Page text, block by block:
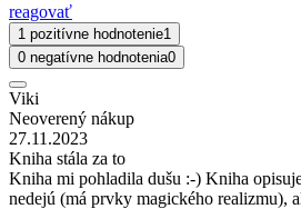
reagovať
1 pozitívne hodnotenie1
0 negatívne hodnotenia0
Viki
Neoverený nákup
27.11.2023
Kniha stála za to
Kniha mi pohladila dušu :-) Kniha
nedejú (má prvky magického realizmu),